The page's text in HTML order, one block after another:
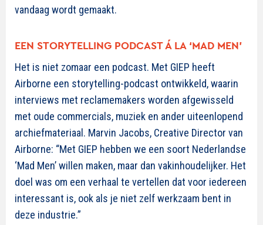
vandaag wordt gemaakt.
EEN STORYTELLING PODCAST Á LA ‘MAD MEN’
Het is niet zomaar een podcast. Met GIEP heeft
Airborne een storytelling-podcast ontwikkeld, waarin
interviews met reclamemakers worden afgewisseld
met oude commercials, muziek en ander uiteenlopend
archiefmateriaal. Marvin Jacobs, Creative Director van
Airborne: “Met GIEP hebben we een soort Nederlandse
‘Mad Men’ willen maken, maar dan vakinhoudelijker. Het
doel was om een verhaal te vertellen dat voor iedereen
interessant is, ook als je niet zelf werkzaam bent in
deze industrie.”